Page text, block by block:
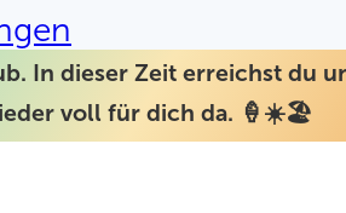
In dieser Zeit erreichst du
voll für dich da. 🍦☀️🏖️